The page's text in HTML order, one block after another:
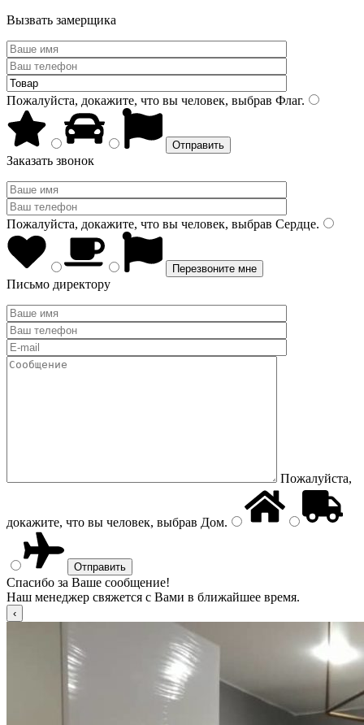
Вызвать замерщика
Пожалуйста, докажите, что вы человек, выбрав Флаг.
Заказать звонок
Пожалуйста, докажите, что вы человек, выбрав Сердце.
Письмо директору
Пожалуйста,
докажите, что вы человек, выбрав Дом.
Спасибо за Ваше сообщение!
Наш менеджер свяжется с Вами в ближайшее время.